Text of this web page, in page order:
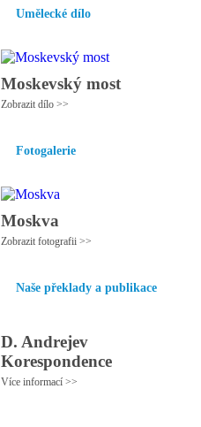
Umělecké dílo
Moskevský most
Zobrazit dílo >>
Fotogalerie
Moskva
Zobrazit fotografii >>
Naše překlady a publikace
D. Andrejev
Korespondence
Více informací >>